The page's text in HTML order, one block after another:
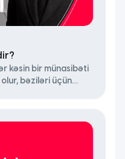
kəsin bir münasibəti
bəziləri üçün
addımda öyrənməli
zaman keçdikcə
dili […]